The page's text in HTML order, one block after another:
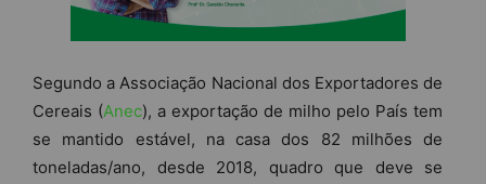
Segundo a Associação Nacional dos Exportadores de
Cereais (Anec), a exportação de milho pelo País tem
se mantido estável, na casa dos 82 milhões de
toneladas/ano, desde 2018, quadro que deve se